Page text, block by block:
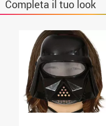
Completa il tuo look